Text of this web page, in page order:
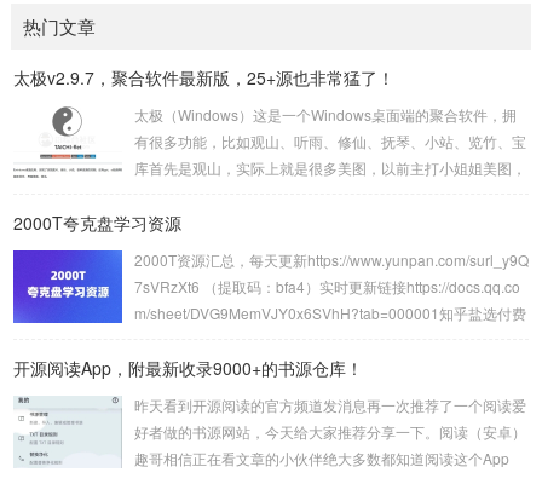
热门文章
太极v2.9.7，聚合软件最新版，25+源也非常猛了！
太极（Windows）这是一个Windows桌面端的聚合软件，拥
有很多功能，比如观山、听雨、修仙、抚琴、小站、览竹、宝
库首先是观山，实际上就是很多美图，以前主打小姐姐美图，
等12+接口，现在的版本不仅支持下载，还可以一键设置成壁
期的太极只能简单播放，但是现在的太极不仅拥有7+接口随便
用，而且还支持添加歌单和播放本地音悦，并且还支持歌词显
2000T夸克盘学习资源
2000T资源汇总，每天更新https://www.yunpan.com/surl_y9Q
7sVRzXt6 （提取码：bfa4）实时更新链接https://docs.qq.co
m/sheet/DVG9MemVJY0x6SVhH?tab=000001知乎盐选付费
03e7d精整2024年1月国内外无损音乐专题【202.5GB】http
开源阅读App，附最新收录9000+的书源仓库！
昨天看到开源阅读的官方频道发消息再一次推荐了一个阅读爱
好者做的书源网站，今天给大家推荐分享一下。阅读（安卓）
趣哥相信正在看文章的小伙伴绝大多数都知道阅读这个App